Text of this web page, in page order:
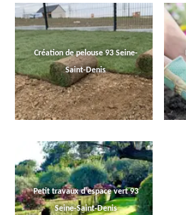
Création de pelouse 93 Seine-
Saint-Denis
Petit travaux d'espace vert 93
Seine-Saint-Denis